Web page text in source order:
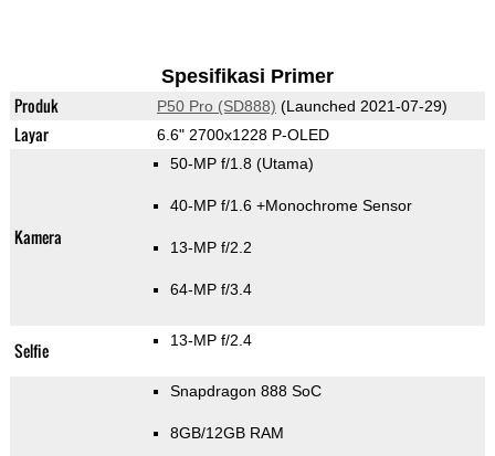
Spesifikasi Primer
Produk P50 Pro (SD888) (Launched 2021-07-29)
Layar 6.6" 2700x1228 P-OLED
Kamera
50-MP f/1.8 (Utama)
40-MP f/1.6 +Monochrome Sensor
13-MP f/2.2
64-MP f/3.4
Selfie 13-MP f/2.4
Snapdragon 888 SoC
8GB/12GB RAM